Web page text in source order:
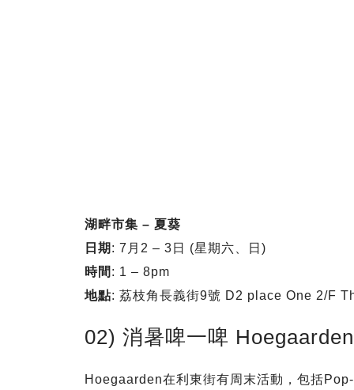
湖畔市集 – 夏葵
日期 : 7月2 – 3日 (星期六、日)
時間 : 1 – 8pm
地點: 荔枝角長義街9號 D2 place One 2/F
02) 消暑啤一啤
Hoegaarden在利東街有周末活動，包括